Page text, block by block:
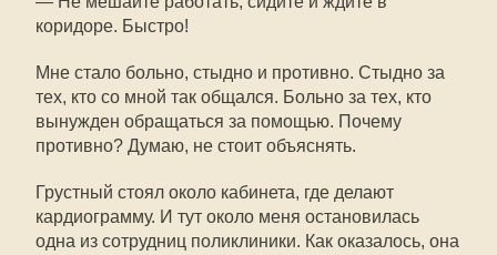
коридоре. Быстро!
Мне стало больно, стыдно и противно. Стыдно за
тех, кто со мной так общался. Больно за тех, кто
вынужден обращаться за помощью. Почему
противно? Думаю, не стоит объяснять.
Грустный стоял около кабинета, где делают
кардиограмму. И тут около меня остановилась
одна из сотрудниц поликлиники. Как оказалось, она